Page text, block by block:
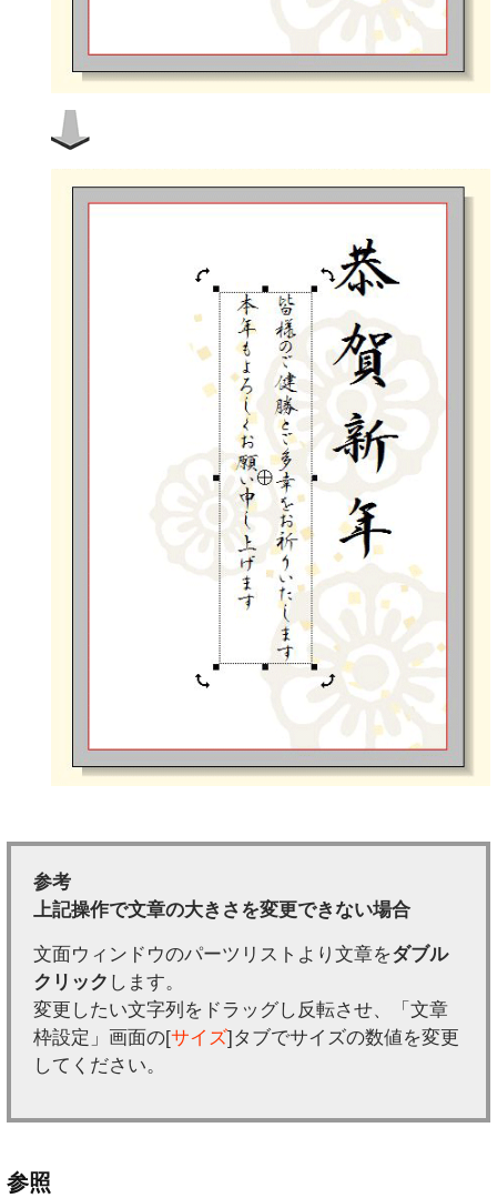
参考
上記操作で文章の大きさを変更できない場合
文面ウィンドウのパーツリストより文章をダブル
クリック します。
変更したい文字列をドラッグし反転させ、「文章
枠設定」画面の[サイズ]タブでサイズの数値を変更
してください。
参照